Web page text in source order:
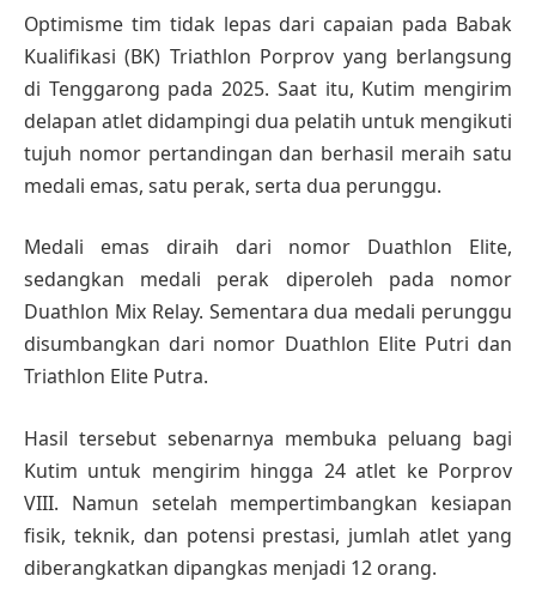
Optimisme tim tidak lepas dari capaian pada Babak
Kualifikasi (BK) Triathlon Porprov yang berlangsung
di Tenggarong pada 2025. Saat itu, Kutim mengirim
delapan atlet didampingi dua pelatih untuk mengikuti
tujuh nomor pertandingan dan berhasil meraih satu
medali emas, satu perak, serta dua perunggu.
Medali emas diraih dari nomor Duathlon Elite,
sedangkan medali perak diperoleh pada nomor
Duathlon Mix Relay. Sementara dua medali perunggu
disumbangkan dari nomor Duathlon Elite Putri dan
Triathlon Elite Putra.
Hasil tersebut sebenarnya membuka peluang bagi
Kutim untuk mengirim hingga 24 atlet ke Porprov
VIII. Namun setelah mempertimbangkan kesiapan
fisik, teknik, dan potensi prestasi, jumlah atlet yang
diberangkatkan dipangkas menjadi 12 orang.